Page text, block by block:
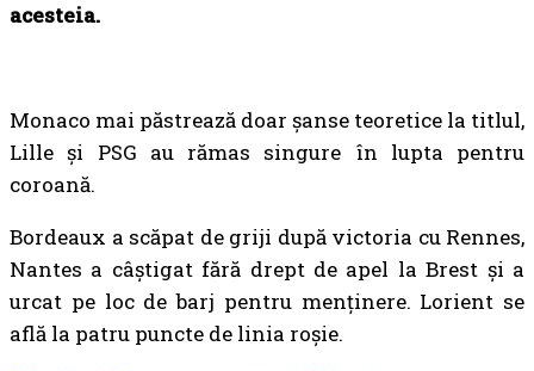
acesteia.
Monaco mai păstrează doar șanse teoretice la titlul,
Lille și PSG au rămas singure în lupta pentru
coroană.
Bordeaux a scăpat de griji după victoria cu Rennes,
Nantes a câștigat fără drept de apel la Brest și a
urcat pe loc de barj pentru menținere. Lorient se
află la patru puncte de linia roșie.